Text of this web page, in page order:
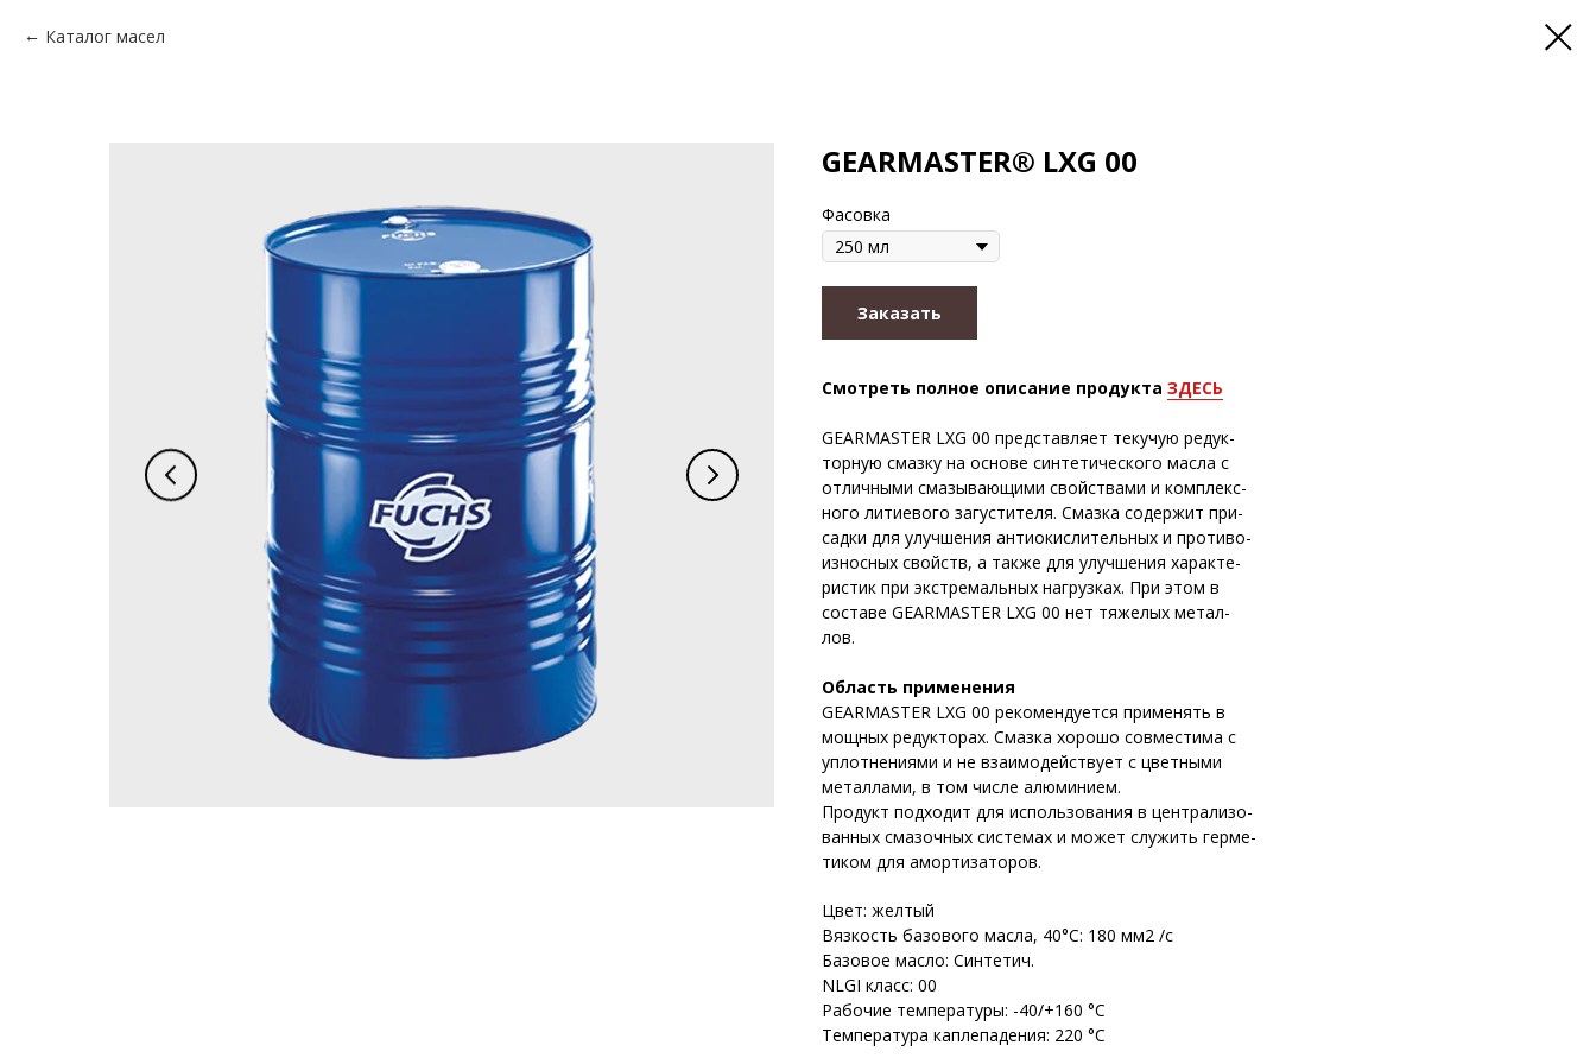
Каталог масел
GEARMASTER® LXG 00
Фасовка
Заказать
Смотреть полное описание продукта ЗДЕСЬ
GEARMASTER LXG 00 представляет текучую редук-
торную смазку на основе синтетического масла с
отличными смазывающими свойствами и комплекс-
ного литиевого загустителя. Смазка содержит при-
садки для улучшения антиокислительных и противо-
износных свойств, а также для улучшения характе-
ристик при экстремальных нагрузках. При этом в
составе GEARMASTER LXG 00 нет тяжелых метал-
лов.
Область применения
GEARMASTER LXG 00 рекомендуется применять в
мощных редукторах. Смазка хорошо совместима с
уплотнениями и не взаимодействует с цветными
металлами, в том числе алюминием.
Продукт подходит для использования в централизо-
ванных смазочных системах и может служить герме-
тиком для амортизаторов.
Цвет: желтый
Вязкость базового масла, 40°С: 180 мм2 /с
Базовое масло: Синтетич.
NLGI класс: 00
Рабочие температуры: -40/+160 °С
Температура каплепадения: 220 °С